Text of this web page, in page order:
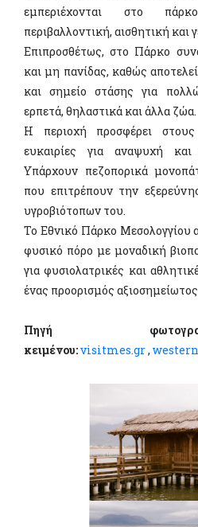
εμπεριέχονται στο
περιβαλλοντική, αισθητική
Επιπροσθέτως, στο Πάρκο
και μη πανίδας, καθώς
και σημείο στάσης για
ερπετά, θηλαστικά και άλλα ζώα.
Η περιοχή προσφέρει στους
ευκαιρίες για αναψυχή
Υπάρχουν πεζοπορικά
που επιτρέπουν την
υγροβιότοπων του.
Το Εθνικό Πάρκο Μεσολογγίου
φυσικό πόρο με μοναδική
για φυσιολατρικές και
ένας προορισμός
Πηγή
κειμένου:visitmes.gr,